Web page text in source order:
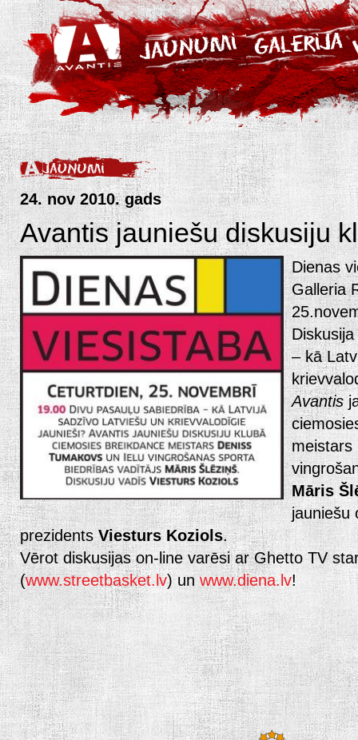
24. nov 2010. gads
Avantis jauniešu diskusiju
Dienas
Galleria
– kā
Avantis
meistars
Māris
jauniešu
prezidentsViesturs Koziols.
Vērot diskusijas on-line varēsi ar Ghetto TV
(www.streetbasket.lv) unwww.diena.lv!